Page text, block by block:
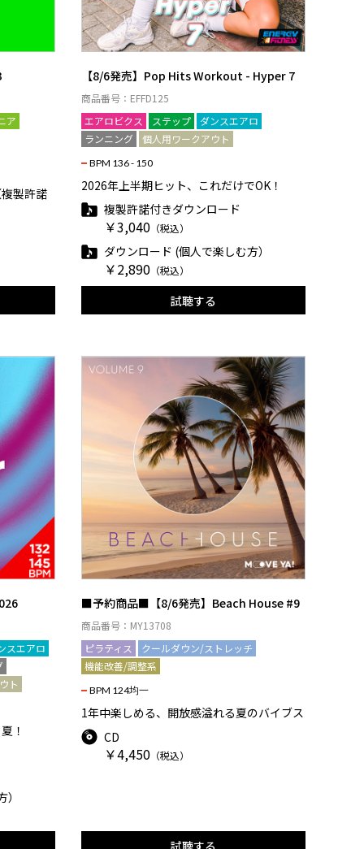
ア
製許諾
【8/6発売】Pop Hits Workout - Hyper 7
商品番号：EFFD125
エアロビクス
ステップ
ダンスエアロ
ランニング
個人用ワークアウト
BPM 136 - 150
2026年上半期ヒット、これだけでOK！
複製許諾付きダウンロード
￥3,040 （税込）
ダウンロード (個人で楽しむ方）
￥2,890 （税込）
試聴する
スエアロ
ト
！
■予約商品■【8/6発売】Beach House #9
商品番号：MY13708
ピラティス
クールダウン/ストレッチ
機能改善/調整系
BPM 124均一
1年中楽しめる、開放感溢れる夏のバイブス
CD
￥4,450 （税込）